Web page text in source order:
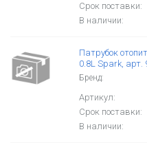
Срок поставки:
В наличии:
Патрубок
0.8L Spark, арт.
Бренд:
Артикул:
Срок поставки:
В наличии: